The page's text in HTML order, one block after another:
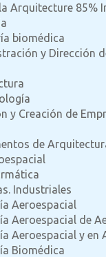
Arquitecture 85%
biomédica
y Dirección
y Creación de
de
Industriales
Aeroespacial
Aeroespacial de
Aeroespacial y en
Biomédica